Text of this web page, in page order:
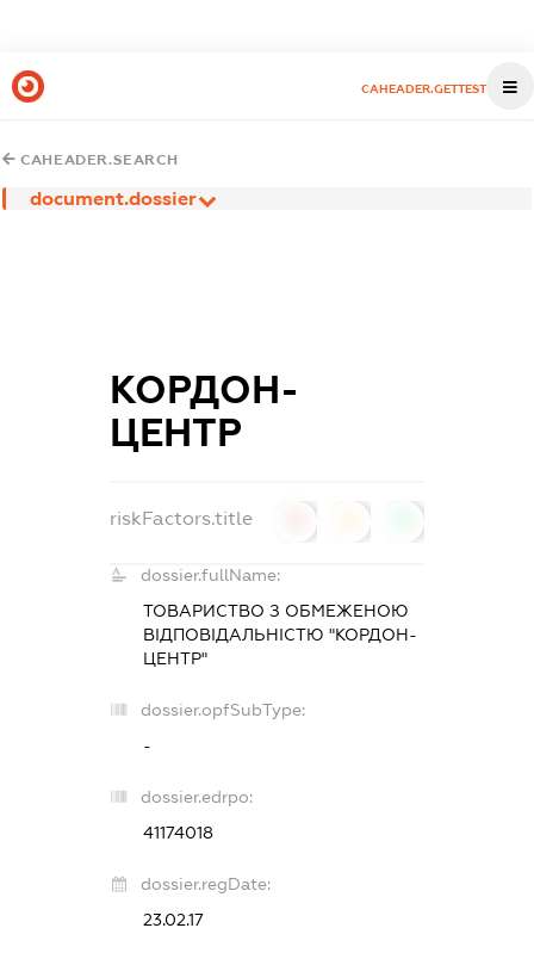
CAHEADER.GETTEST
CAHEADER.SEARCH
document.dossier
КОРДОН-
ЦЕНТР
riskFactors.title
dossier.fullName:
ТОВАРИСТВО З ОБМЕЖЕНОЮ
ВІДПОВІДАЛЬНІСТЮ "КОРДОН-
ЦЕНТР"
dossier.opfSubType:
-
dossier.edrpo:
41174018
dossier.regDate:
23.02.17